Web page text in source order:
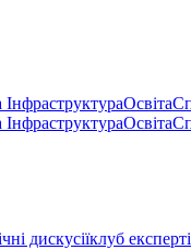
Освіта
Освіта
дискусіїклуб